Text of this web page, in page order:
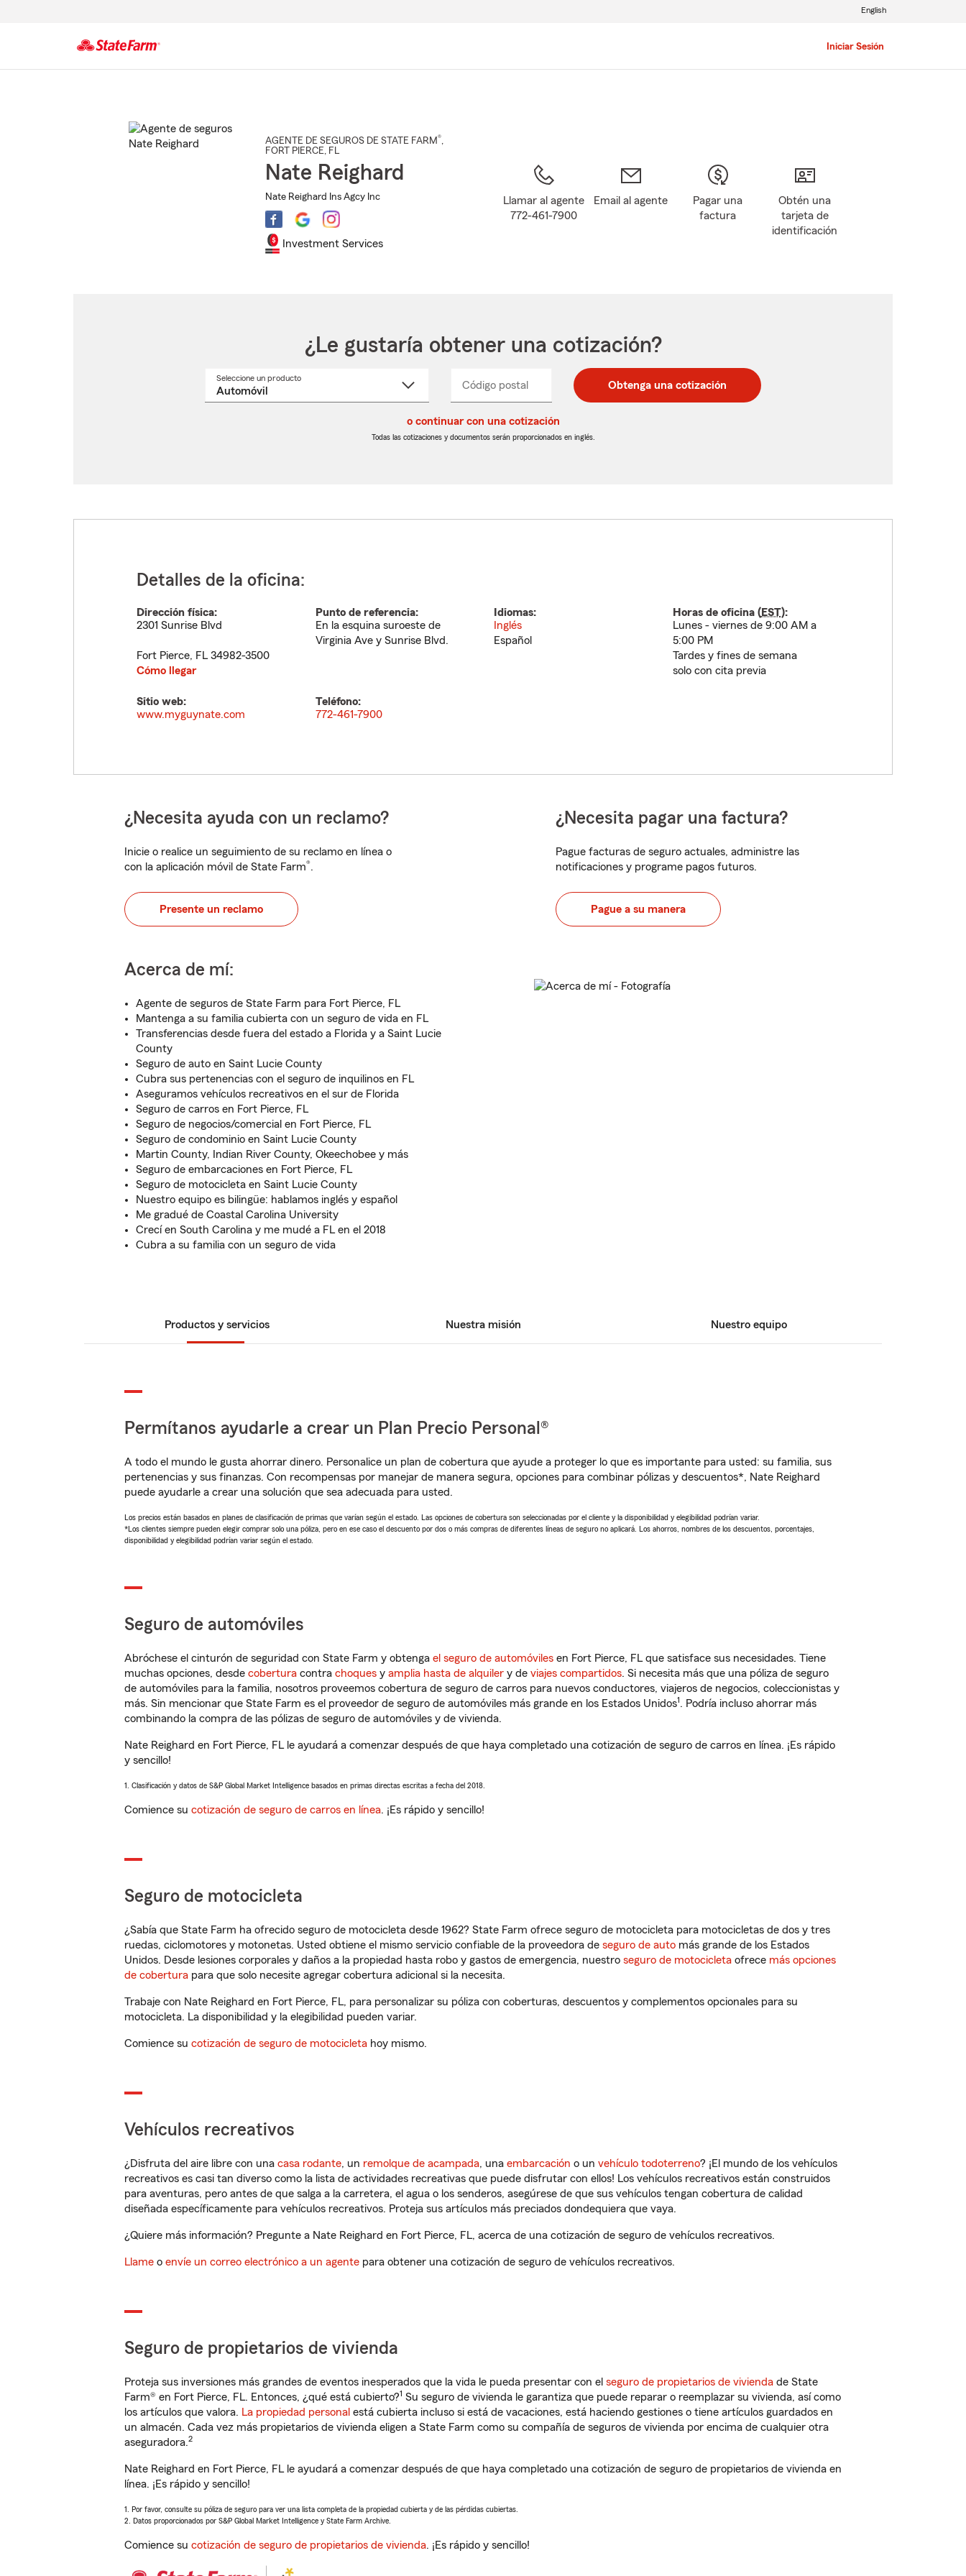
Iniciar Sesión
English
AGENTE DE SEGUROS DE STATE FARM®,
FORT PIERCE, FL
Nate Reighard
Nate Reighard Ins Agcy Inc
Investment Services
Llamar al agente
772-461-7900
Email al agente
Pagar una
factura
Obtén una
tarjeta de
identificación
¿Le gustaría obtener una cotización?
Seleccione un productoSeleccione
Código postal
postal
de
postal
de
_____ Obtenga una cotización
o continuar con una cotización
Todas las cotizaciones y documentos serán proporcionados en inglés.
Detalles de la oficina:
Dirección física:
2301 Sunrise Blvd
Fort Pierce, FL 34982-3500
Cómo llegar
Punto de referencia:
En la esquina suroeste de
Virginia Ave y Sunrise Blvd.
Idiomas:
Inglés
Español
Horas de oficina (EST):
Lunes - viernes de 9:00 AM a
5:00 PM
Tardes y fines de semana
solo con cita previa
Sitio web:
www.myguynate.com
Teléfono:
772-461-7900
¿Necesita ayuda con un reclamo?
Inicie o realice un seguimiento de su reclamo en línea o
con la aplicación móvil de State Farm®.
Presente un reclamo
¿Necesita pagar una factura?
Pague facturas de seguro actuales, administre las
notificaciones y programe pagos futuros.
Pague a su manera
Acerca de mí:
Agente de seguros de State Farm para Fort Pierce, FL
Mantenga a su familia cubierta con un seguro de vida en FL
Transferencias desde fuera del estado a Florida y a Saint Lucie
County
Seguro de auto en Saint Lucie County
Cubra sus pertenencias con el seguro de inquilinos en FL
Aseguramos vehículos recreativos en el sur de Florida
Seguro de carros en Fort Pierce, FL
Seguro de negocios/comercial en Fort Pierce, FL
Seguro de condominio en Saint Lucie County
Martin County, Indian River County, Okeechobee y más
Seguro de embarcaciones en Fort Pierce, FL
Seguro de motocicleta en Saint Lucie County
Nuestro equipo es bilingüe: hablamos inglés y español
Me gradué de Coastal Carolina University
Crecí en South Carolina y me mudé a FL en el 2018
Cubra a su familia con un seguro de vida
Productos y servicios Nuestra misión Nuestro equipo
Permítanos ayudarle a crear un Plan Precio Personal®
A todo el mundo le gusta ahorrar dinero. Personalice un plan de cobertura que ayude a proteger lo que es importante para usted: su familia, sus
pertenencias y sus finanzas. Con recompensas por manejar de manera segura, opciones para combinar pólizas y descuentos*, Nate Reighard
puede ayudarle a crear una solución que sea adecuada para usted.
Los precios están basados en planes de clasificación de primas que varían según el estado. Las opciones de cobertura son seleccionadas por el cliente y la disponibilidad y elegibilidad podrían variar.
*Los clientes siempre pueden elegir comprar solo una póliza, pero en ese caso el descuento por dos o más compras de diferentes líneas de seguro no aplicará. Los ahorros, nombres de los descuentos, porcentajes,
disponibilidad y elegibilidad podrían variar según el estado.
Seguro de automóviles
Abróchese el cinturón de seguridad con State Farm y obtenga el seguro de automóviles en Fort Pierce, FL que satisface sus necesidades. Tiene
muchas opciones, desde cobertura contra choques y amplia hasta de alquiler y de viajes compartidos. Si necesita más que una póliza de seguro
de automóviles para la familia, nosotros proveemos cobertura de seguro de carros para nuevos conductores, viajeros de negocios, coleccionistas y
más. Sin mencionar que State Farm es el proveedor de seguro de automóviles más grande en los Estados Unidos1. Podría incluso ahorrar más
combinando la compra de las pólizas de seguro de automóviles y de vivienda.
Nate Reighard en Fort Pierce, FL le ayudará a comenzar después de que haya completado una cotización de seguro de carros en línea. ¡Es rápido
y sencillo!
1. Clasificación y datos de S&P Global Market Intelligence basados en primas directas escritas a fecha del 2018.
Comience su cotización de seguro de carros en línea. ¡Es rápido y sencillo!
Seguro de motocicleta
¿Sabía que State Farm ha ofrecido seguro de motocicleta desde 1962? State Farm ofrece seguro de motocicleta para motocicletas de dos y tres
ruedas, ciclomotores y motonetas. Usted obtiene el mismo servicio confiable de la proveedora de seguro de auto más grande de los Estados
Unidos. Desde lesiones corporales y daños a la propiedad hasta robo y gastos de emergencia, nuestro seguro de motocicleta ofrece más opciones
de cobertura para que solo necesite agregar cobertura adicional si la necesita.
Trabaje con Nate Reighard en Fort Pierce, FL, para personalizar su póliza con coberturas, descuentos y complementos opcionales para su
motocicleta. La disponibilidad y la elegibilidad pueden variar.
Comience su cotización de seguro de motocicleta hoy mismo.
Vehículos recreativos
¿Disfruta del aire libre con una casa rodante, un remolque de acampada, una embarcación o un vehículo todoterreno? ¡El mundo de los vehículos
recreativos es casi tan diverso como la lista de actividades recreativas que puede disfrutar con ellos! Los vehículos recreativos están construidos
para aventuras, pero antes de que salga a la carretera, el agua o los senderos, asegúrese de que sus vehículos tengan cobertura de calidad
diseñada específicamente para vehículos recreativos. Proteja sus artículos más preciados dondequiera que vaya.
¿Quiere más información? Pregunte a Nate Reighard en Fort Pierce, FL, acerca de una cotización de seguro de vehículos recreativos.
Llame o envíe un correo electrónico a un agente para obtener una cotización de seguro de vehículos recreativos.
Seguro de propietarios de vivienda
Proteja sus inversiones más grandes de eventos inesperados que la vida le pueda presentar con el seguro de propietarios de vivienda de State
Farm® en Fort Pierce, FL. Entonces, ¿qué está cubierto?1 Su seguro de vivienda le garantiza que puede reparar o reemplazar su vivienda, así como
los artículos que valora. La propiedad personal está cubierta incluso si está de vacaciones, está haciendo gestiones o tiene artículos guardados en
un almacén. Cada vez más propietarios de vivienda eligen a State Farm como su compañía de seguros de vivienda por encima de cualquier otra
aseguradora.2
Nate Reighard en Fort Pierce, FL le ayudará a comenzar después de que haya completado una cotización de seguro de propietarios de vivienda en
línea. ¡Es rápido y sencillo!
1. Por favor, consulte su póliza de seguro para ver una lista completa de la propiedad cubierta y de las pérdidas cubiertas.
2. Datos proporcionados por S&P Global Market Intelligence y State Farm Archive.
Comience su cotización de seguro de propietarios de vivienda. ¡Es rápido y sencillo!